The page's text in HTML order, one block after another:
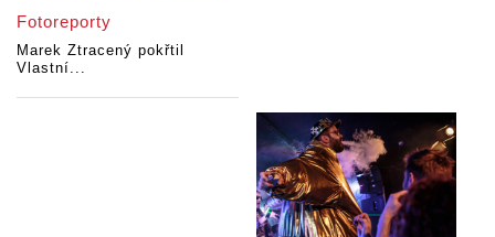
Fotoreporty
Marek Ztracený pokřtil
Vlastní...